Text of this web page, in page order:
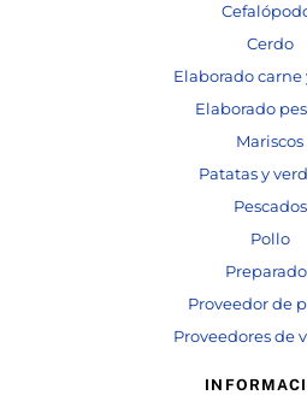
Cerdo
Elaborado carne
Elaborado
Mariscos
Patatas y
Pescados
Pollo
Proveedor de
Proveedores de